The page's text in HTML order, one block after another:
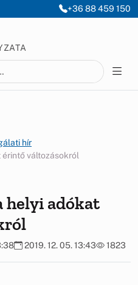
+36 88 459 150
hír
érintő változásokról
helyi adókat
2019. 12. 05. 13:43 1823